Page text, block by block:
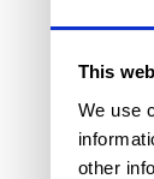
This
We use
other